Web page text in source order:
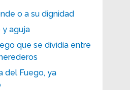
o a su dignidad
y aguja
que se dividía entre
del Fuego, ya